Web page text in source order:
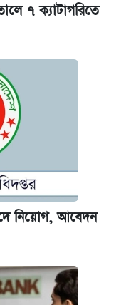
৭ ক্যাটাগরিতে
নিয়োগ, আবেদন